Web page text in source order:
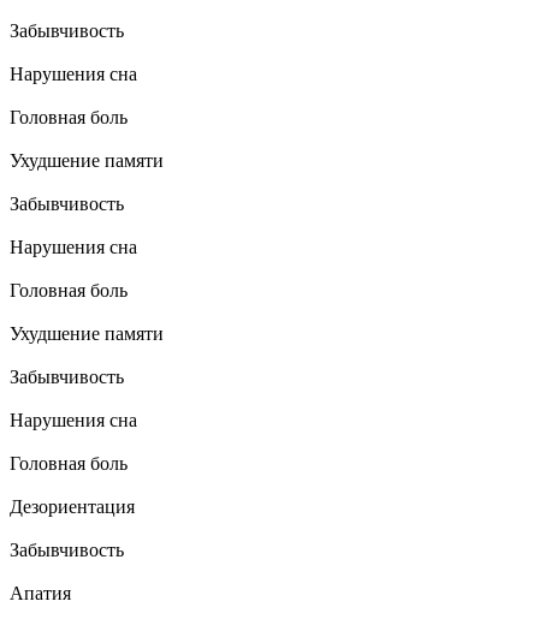
Забывчивость
Нарушения сна
Головная боль
Ухудшение памяти
Забывчивость
Нарушения сна
Головная боль
Ухудшение памяти
Забывчивость
Нарушения сна
Головная боль
Дезориентация
Забывчивость
Апатия